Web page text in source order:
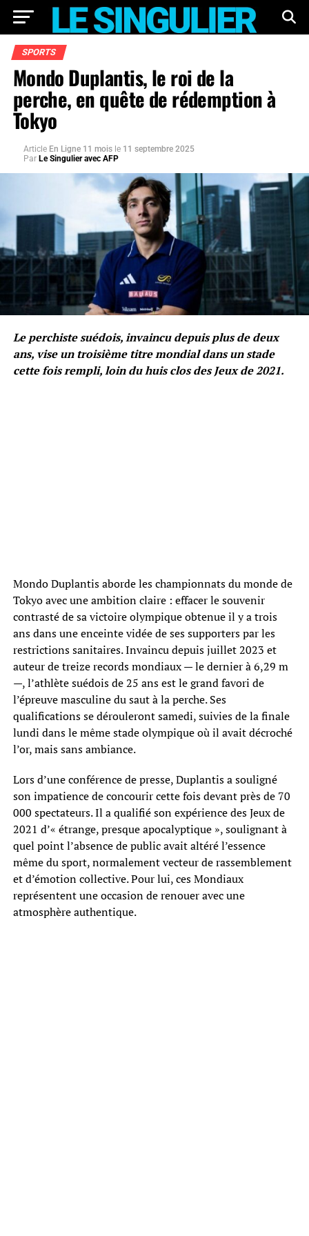
SPORTS
Mondo Duplantis, le roi de la
perche, en quête de rédemption à
Tokyo
Article En Ligne 11 mois le 11 septembre 2025
Par Le Singulier avec AFP
Le perchiste suédois, invaincu depuis plus de deux
ans, vise un troisième titre mondial dans un stade
cette fois rempli, loin du huis clos des Jeux de 2021.
Mondo Duplantis aborde les championnats du monde de
Tokyo avec une ambition claire : effacer le souvenir
contrasté de sa victoire olympique obtenue il y a trois
ans dans une enceinte vidée de ses supporters par les
restrictions sanitaires. Invaincu depuis juillet 2023 et
auteur de treize records mondiaux — le dernier à 6,29 m
—, l’athlète suédois de 25 ans est le grand favori de
l’épreuve masculine du saut à la perche. Ses
qualifications se dérouleront samedi, suivies de la finale
lundi dans le même stade olympique où il avait décroché
l’or, mais sans ambiance.
Lors d’une conférence de presse, Duplantis a souligné
son impatience de concourir cette fois devant près de 70
000 spectateurs. Il a qualifié son expérience des Jeux de
2021 d’« étrange, presque apocalyptique », soulignant à
quel point l’absence de public avait altéré l’essence
même du sport, normalement vecteur de rassemblement
et d’émotion collective. Pour lui, ces Mondiaux
représentent une occasion de renouer avec une
atmosphère authentique.